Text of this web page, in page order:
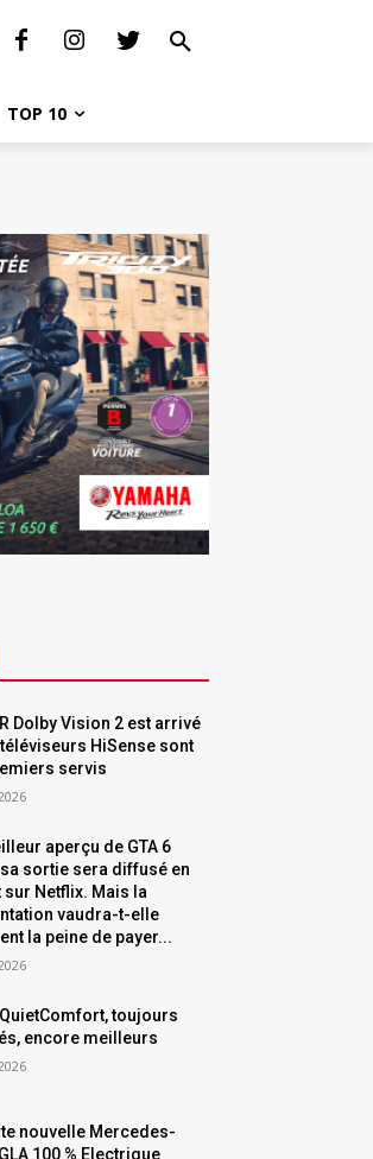
TOP 10
Dolby Vision 2 est arrivé
HiSense sont
servis
aperçu de GTA 6
sortie sera diffusé en
Netflix. Mais la
vaudra-t-elle
la peine de payer...
toujours
encore meilleurs
nouvelle Mercedes-
100 % Electrique